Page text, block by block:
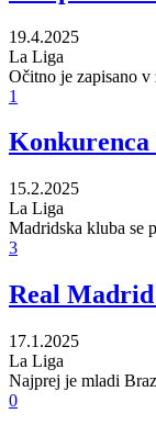
19.4.2025
La Liga
Očitno je zapisano v
1
15.2.2025
La Liga
Madridska kluba se
3
Real
17.1.2025
La Liga
Najprej je mladi
0